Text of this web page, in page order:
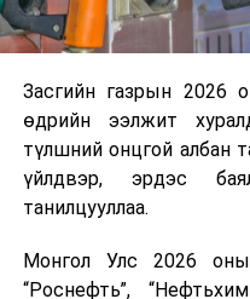
Засгийн газрын 2026
өдрийн ээлжит
түлшний онцгой албан
үйлдвэр, эрдэс
танилцууллаа.
Монгол Улс 2026
“Роснефть”,